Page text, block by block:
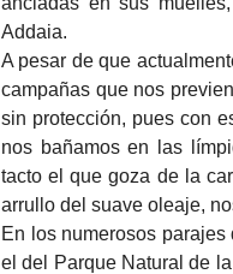
Addaia.
A pesar de que
campañas que nos
sin protección, pues con
nos bañamos en las
tacto el que goza de la
arrullo del suave oleaje,
En los numerosos
el del Parque Natural de